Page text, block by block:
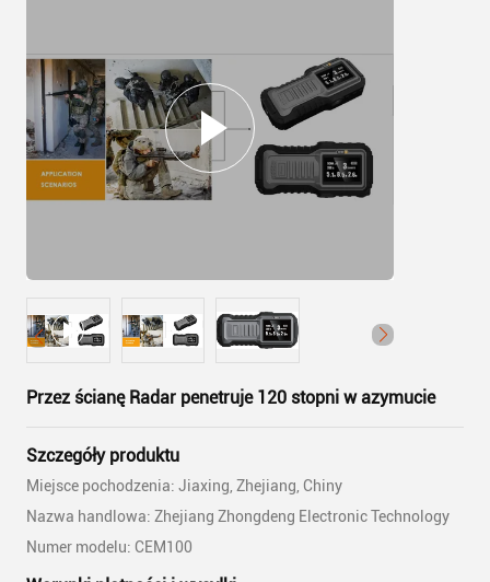
Przez ścianę Radar penetruje 120 stopni w azymucie
Szczegóły produktu
Miejsce pochodzenia: Jiaxing, Zhejiang, Chiny
Nazwa handlowa: Zhejiang Zhongdeng Electronic Technology
Numer modelu: CEM100